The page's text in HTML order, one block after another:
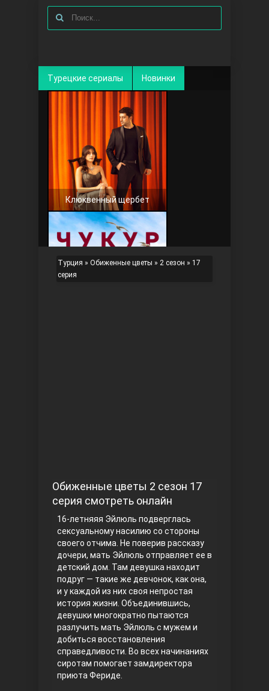
Турецкие сериалы Новинки
Клюквенный щербет
Правосyдие
Любовь напрокат
Турция » Обиженные цветы » 2 сезон » 17
серия
Обиженные цветы 2 сезон 17
серия смотреть онлайн
16-летняяя Эйлюль подверглась
сексуальному насилию со стороны
своего отчима. Не поверив рассказу
дочери, мать Эйлюль отправляет ее в
детский дом. Там девушка находит
подруг — такие же девчонок, как она,
и у каждой из них своя непростая
история жизни. Объединившись,
девушки многократно пытаются
разлучить мать Эйлюль с мужем и
добиться восстановления
справедливости. Во всех начинаниях
сиротам помогает замдиректора
приюта Фериде.